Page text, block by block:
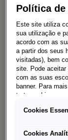
(DoubleCab)
perfil, os
geração
do modelo
guarda-
21
A
realça
Política
Este site utiliza
sua utilização e
acordo com as
a partir dos seus
visitadas), bem
site. Pode aceitar
com as suas
banner. Para
trata cookies,
Cookies
Cookies